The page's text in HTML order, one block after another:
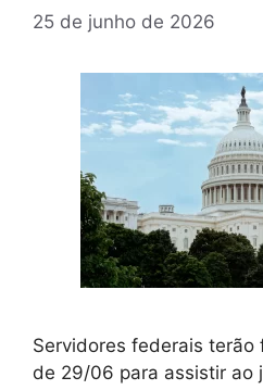
25 de junho de 2026
Servidores federais terão
de 29/06 para assistir ao